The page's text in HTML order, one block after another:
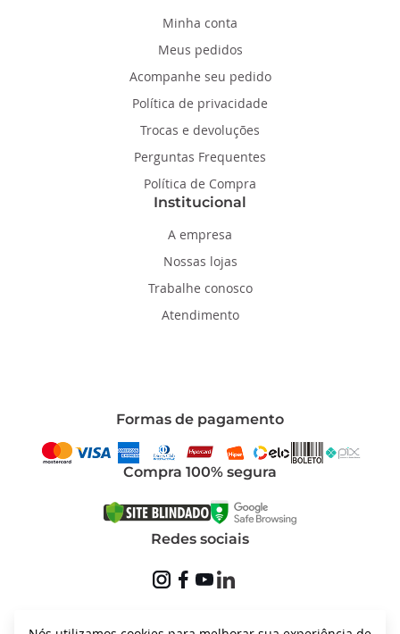
Minha conta
Meus pedidos
Acompanhe seu pedido
Política de privacidade
Trocas e devoluções
Perguntas Frequentes
Política de Compra
Institucional
A empresa
Nossas lojas
Trabalhe conosco
Atendimento
Formas de pagamento
Compra 100% segura
Redes sociais